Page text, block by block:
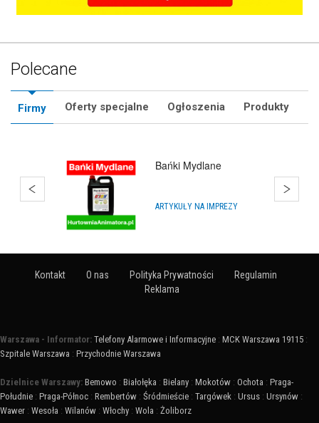
Polecane
Firmy Oferty specjalne Ogłoszenia Produkty
SklepMikolaja.pl
IMPREZY, WYDARZENIA
Kontakt O nas Polityka Prywatności
Regulamin
Reklama
Warszawa - Informator: Telefony Alarmowe i Informacyjne : MCK Warszawa 19115 :
Szpitale Warszawa : Przychodnie Warszawa
Dzielnice Warszawy: Bemowo : Białołęka : Bielany : Mokotów : Ochota : Praga-
Południe : Praga-Północ : Rembertów : Śródmieście : Targówek : Ursus : Ursynów :
Wawer : Wesoła : Wilanów : Włochy : Wola : Żoliborz